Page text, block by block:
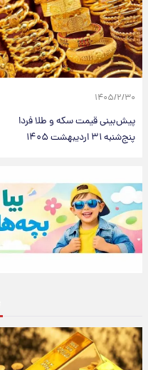
۱۴۰۵/۲/۳۰
پیش‌بینی قیمت سکه و طلا فردا
پنج‌شنبه ۳۱ اردیبهشت ۱۴۰۵